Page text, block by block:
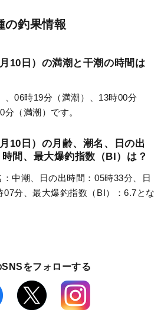
の釣果情報
10日）の満潮と干潮の時間は
、06時19分（満潮）、13時00分
分（満潮）です。
10日）の月齢、潮名、日の出
間、最大爆釣指数（BI）は？
：中潮、日の出時間：05時33分、日
07分、最大爆釣指数（BI）：6.7とな
をフォローする